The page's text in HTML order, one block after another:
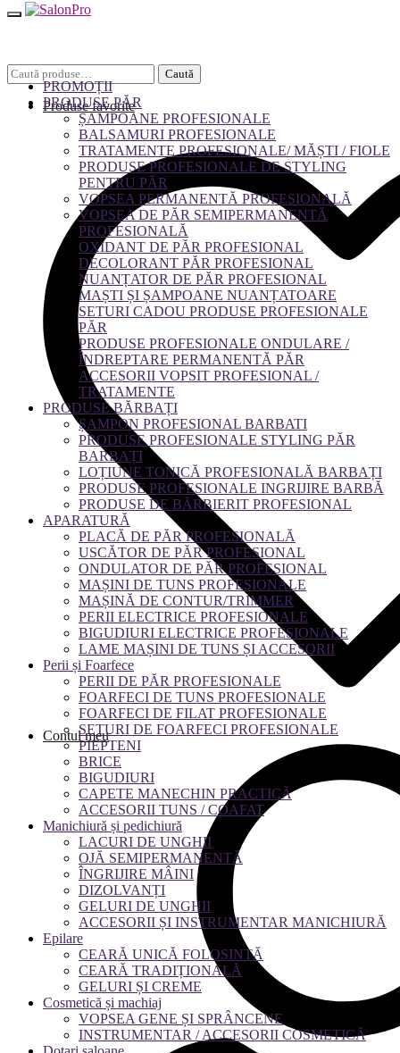
Caută
după:
Caută
Produse favorite
Contul meu
PROMOȚII
PRODUSE PĂR
ȘAMPOANE PROFESIONALE
BALSAMURI PROFESIONALE
TRATAMENTE PROFESIONALE/ MĂȘTI / FIOLE
PRODUSE PROFESIONALE DE STYLING
PENTRU PĂR
VOPSEA PERMANENTĂ PROFESIONALĂ
VOPSEA DE PĂR SEMIPERMANENTĂ
PROFESIONALĂ
OXIDANT DE PĂR PROFESIONAL
DECOLORANT PĂR PROFESIONAL
NUANȚATOR DE PĂR PROFESIONAL
MAȘTI ȘI ȘAMPOANE NUANȚATOARE
SETURI CADOU PRODUSE PROFESIONALE
PĂR
PRODUSE PROFESIONALE ONDULARE /
ÎNDREPTARE PERMANENTĂ PĂR
ACCESORII VOPSIT PROFESIONAL /
TRATAMENTE
PRODUSE BĂRBAȚI
ȘAMPON PROFESIONAL BARBATI
PRODUSE PROFESIONALE STYLING PĂR
BARBAȚI
LOȚIUNE TONICĂ PROFESIONALĂ BARBAȚI
PRODUSE PROFESIONALE INGRIJIRE BARBĂ
PRODUSE DE BĂRBIERIT PROFESIONAL
APARATURĂ
PLACĂ DE PĂR PROFESIONALĂ
USCĂTOR DE PĂR PROFESIONAL
ONDULATOR DE PĂR PROFESIONAL
MAȘINI DE TUNS PROFESIONALE
MAȘINĂ DE CONTUR/TRIMMER
PERII ELECTRICE PROFESIONALE
BIGUDIURI ELECTRICE PROFESIONALE
LAME MAȘINI DE TUNS ȘI ACCESORII
Perii și Foarfece
PERII DE PĂR PROFESIONALE
FOARFECI DE TUNS PROFESIONALE
FOARFECI DE FILAT PROFESIONALE
SETURI DE FOARFECI PROFESIONALE
PIEPTENI
BRICE
BIGUDIURI
CAPETE MANECHIN PRACTICĂ
ACCESORII TUNS / COAFAT
Manichiură și pedichiură
LACURI DE UNGHII
OJĂ SEMIPERMANENTĂ
ÎNGRIJIRE MÂINI
DIZOLVANȚI
GELURI DE UNGHII
ACCESORII ȘI INSTRUMENTAR MANICHIURĂ
Epilare
CEARĂ UNICĂ FOLOSINTĂ
CEARĂ TRADIȚIONALĂ
GELURI ȘI CREME
Cosmetică și machiaj
VOPSEA GENE ȘI SPRÂNCENE
INSTRUMENTAR / ACCESORII COSMETICĂ